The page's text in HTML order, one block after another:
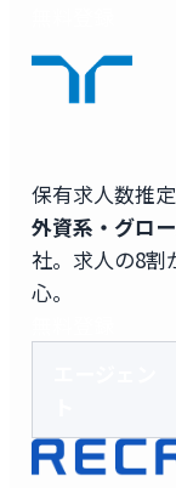
保有求人数推
外資系・グロ
社。求人の8割
心。